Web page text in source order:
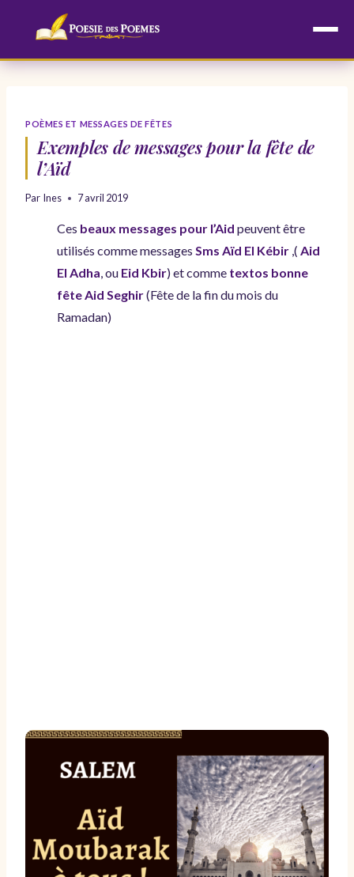
POÈMES ET MESSAGES DE FÊTES
Exemples de messages pour la fête de
l’Aïd
Par Ines 7 avril 2019
Ces beaux messages pour l’Aid peuvent être
utilisés comme messages Sms Aïd El Kébir ,( Aid
El Adha, ou Eid Kbir) et comme textos bonne
fête Aid Seghir(Fête de la fin du mois du
Ramadan)